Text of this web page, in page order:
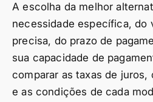
A escolha da melhor
necessidade específica, do
precisa, do prazo de
sua capacidade de
comparar as taxas de
e as condições de cada